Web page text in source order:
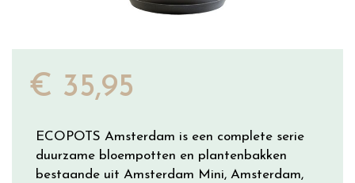
€ 35,95
ECOPOTS Amsterdam is een complete serie
duurzame bloempotten en plantenbakken
bestaande uit Amsterdam Mini, Amsterdam,